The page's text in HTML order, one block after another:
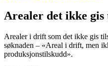
Arealer det ikke
Arealer i drift som det ikke gis
søknaden – «Areal i drift, men
produksjonstilskudd».